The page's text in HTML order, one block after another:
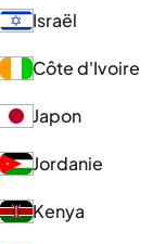
Israël
Côte d'Ivoire
Japon
Jordanie
Kenya